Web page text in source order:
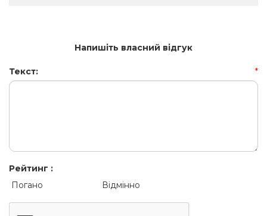
Напишіть власний відгук
Текст: *
Рейтинг :
Погано
Відмінно